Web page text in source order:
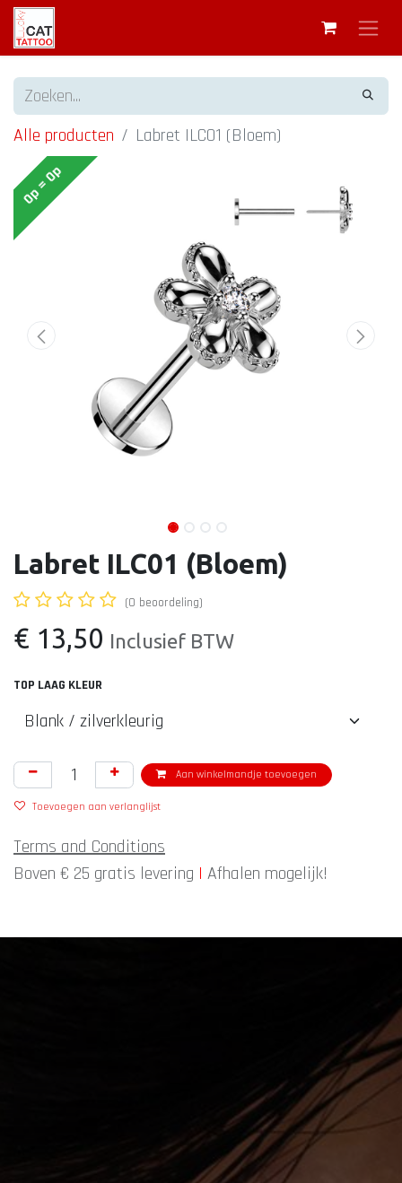
Alle producten Labret ILC01 (Bloem)
Op = Op
Labret ILC01 (Bloem)
(0 beoordeling)
€ 13,50 Inclusief BTW
TOP LAAG KLEUR
Aan winkelmandje toevoegen
Toevoegen aan verlanglijst
Terms and Conditions
Boven € 25 gratis levering | Afhalen mogelijk!